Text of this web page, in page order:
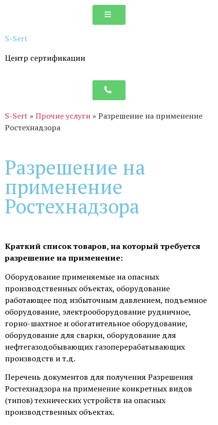
S-Sert
Центр сертификации
S-Sert » Прочие услуги » Разрешение на применение
Ростехнадзора
Разрешение на
применение
Ростехнадзора
Краткий список товаров, на который требуется
разрешение на применение:
Оборудование применяемые на опасных
производственных объектах, оборудование
работающее под избыточным давлением, подъемное
оборудование, электрооборудование рудничное,
горно-шахтное и обогатительное оборудование,
оборудование для сварки, оборудование для
нефтегазодобывающих газоперерабатывающих
производств и т.д.
Перечень документов для получения Разрешения
Ростехнадзора на применение конкретных видов
(типов) технических устройств на опасных
производственных объектах.